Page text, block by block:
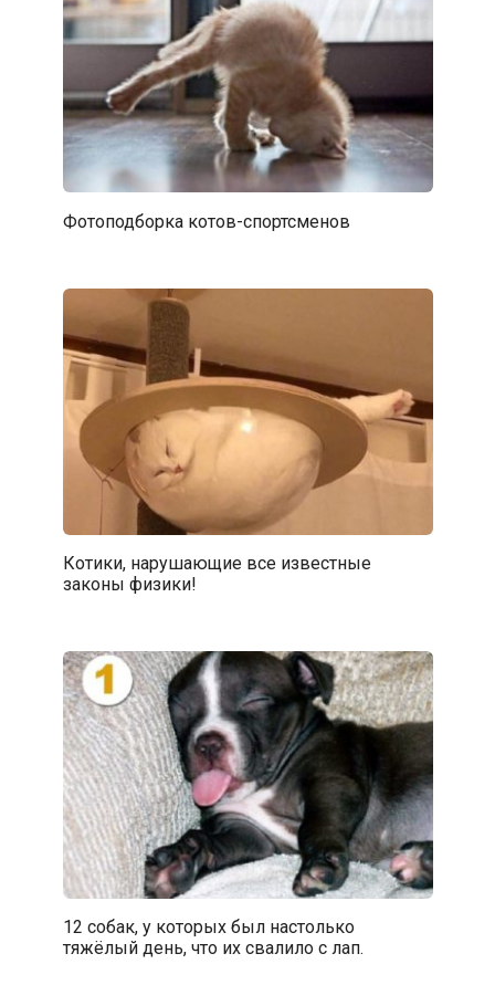
Фотоподборка котов-спортсменов
Котики, нарушающие все известные
законы физики!
12 собак, у которых был настолько
тяжёлый день, что их свалило с лап.